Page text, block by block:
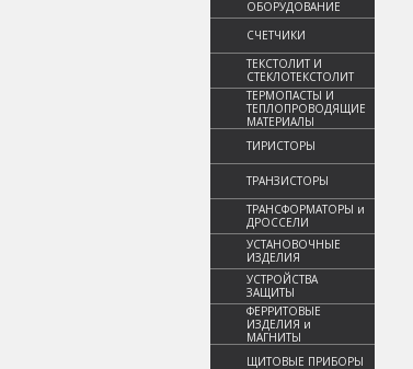
ОБОРУДОВАНИЕ
СЧЕТЧИКИ
ТЕКСТОЛИТ И
СТЕКЛОТЕКСТОЛИТ
ТЕРМОПАСТЫ И
ТЕПЛОПРОВОДЯЩИЕ
МАТЕРИАЛЫ
ТИРИСТОРЫ
ТРАНЗИСТОРЫ
ТРАНСФОРМАТОРЫ и
ДРОССЕЛИ
УСТАНОВОЧНЫЕ
ИЗДЕЛИЯ
УСТРОЙСТВА
ЗАЩИТЫ
ФЕРРИТОВЫЕ
ИЗДЕЛИЯ и
МАГНИТЫ
ЩИТОВЫЕ ПРИБОРЫ